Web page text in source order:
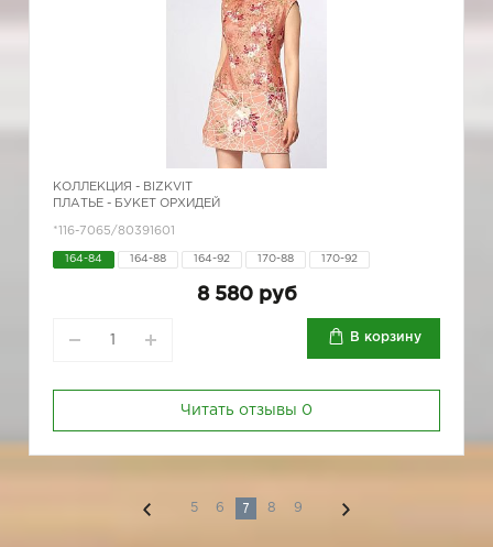
КОЛЛЕКЦИЯ - BIZKVIT
ПЛАТЬЕ - БУКЕТ ОРХИДЕЙ
*116-7065/80391601
164-84 164-88 164-92 170-88 170-92
8 580 руб
В корзину
Читать отзывы 0
5 6 7 8 9